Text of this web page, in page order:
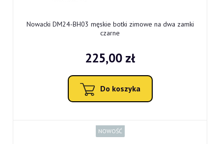
Nowacki DM24-BH03 męskie botki zimowe na dwa zamki
czarne
225,00 zł
Do koszyka
NOWOŚĆ